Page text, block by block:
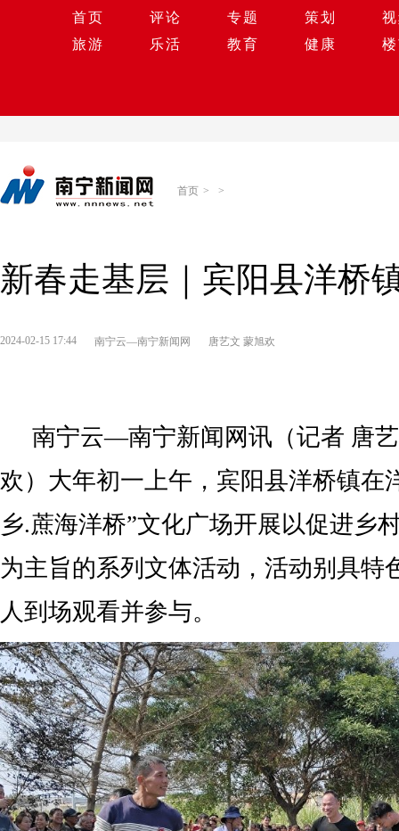
首页 评论 专题 策划
旅游
乐活 教育 健康
首页 > >
新春走基层｜宾阳县洋桥
2024-02-15 17:44 南宁云—南宁新闻网 唐艺文 蒙旭欢
南宁云—南宁新闻网讯（记者 唐
欢）大年初一上午，宾阳县洋桥镇在
乡.蔗海洋桥”文化广场开展以促进乡
为主旨的系列文体活动，活动别具特
人到场观看并参与。